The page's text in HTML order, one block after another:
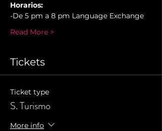
Horarios:
-De 5 pm a 8 pm Language Exchange
Read More >
Tickets
Ticket type
S. Turismo
More info